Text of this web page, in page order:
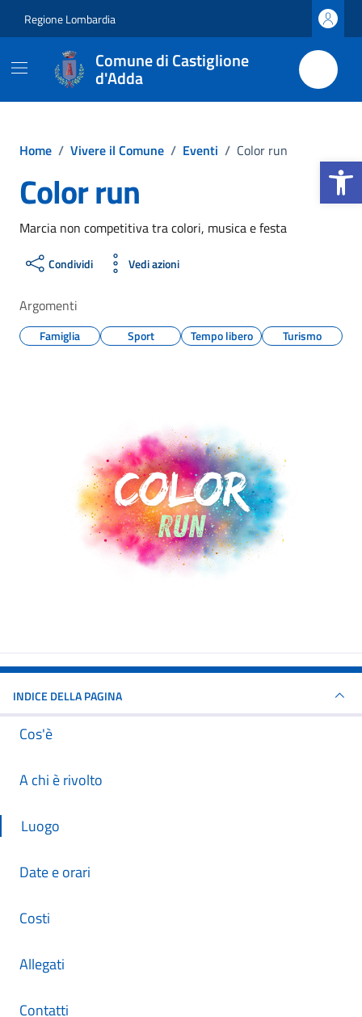
Apri la
Regione Lombardia
Comune di Castiglione
d'Adda
Home / Vivere il Comune / Eventi / Color run
Color run
Marcia non competitiva tra colori, musica e festa
Condividi Vedi azioni
Argomenti
Famiglia Sport Tempo libero Turismo
INDICE DELLA PAGINA
Cos'è
A chi è rivolto
Luogo
Date e orari
Costi
Allegati
Contatti